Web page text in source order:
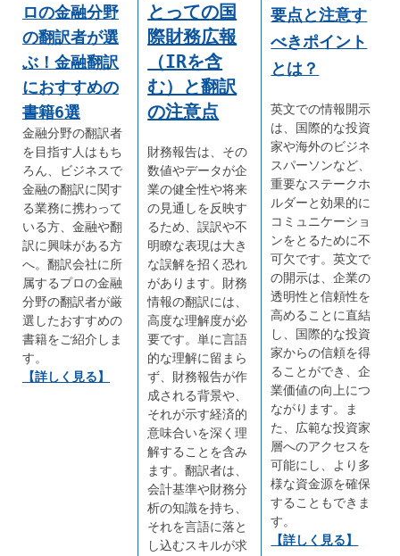
ロの金融分野
の翻訳者が選
ぶ！金融翻訳
におすすめの
書籍6選
金融分野の翻訳者
を目指す人はもち
ろん、ビジネスで
金融の翻訳に関す
る業務に携わって
いる方、金融や翻
訳に興味がある方
へ。翻訳会社に所
属するプロの金融
分野の翻訳者が厳
選したおすすめの
書籍をご紹介しま
す。
【詳しく見る】
とっての国
際財務広報
（IRを含
む）と翻訳
の注意点
財務報告は、その
数値やデータが企
業の健全性や将来
の見通しを反映す
るため、誤訳や不
明瞭な表現は大き
な誤解を招く恐れ
があります。財務
情報の翻訳には、
高度な理解度が必
要です。単に言語
的な理解に留まら
ず、財務報告が作
成される背景や、
それが示す経済的
意味合いを深く理
解することを含み
ます。翻訳者は、
会計基準や財務分
析の知識を持ち、
それを言語に落と
し込むスキルが求
要点と注意す
べきポイント
とは？
英文での情報開示
は、国際的な投資
家や海外のビジネ
スパーソンなど、
重要なステークホ
ルダーと効果的に
コミュニケーショ
ンをとるために不
可欠です。英文で
の開示は、企業の
透明性と信頼性を
高めることに直結
し、国際的な投資
家からの信頼を得
ることができ、企
業価値の向上につ
ながります。ま
た、広範な投資家
層へのアクセスを
可能にし、より多
様な資金源を確保
することもできま
す。
【詳しく見る】